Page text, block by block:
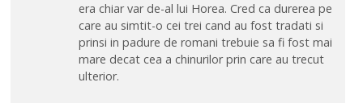
era chiar var de-al lui Horea. Cred ca durerea pe
care au simtit-o cei trei cand au fost tradati si
prinsi in padure de romani trebuie sa fi fost mai
mare decat cea a chinurilor prin care au trecut
ulterior.